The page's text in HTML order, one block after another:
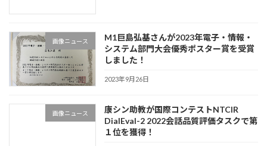
画像ニュース
M1巨島弘基さんが2023年電子・情報・
システム部門大会優秀ポスター賞を受賞
しました！
2023年9月26日
画像ニュース
康シン助教が国際コンテストNTCIR
DialEval-2 2022会話品質評価タスクで第
１位を獲得！